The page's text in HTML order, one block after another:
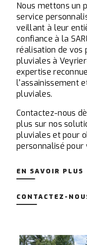
Nous mettons un
service
veillant à leur
confiance à la
réalisation de vos
pluviales à
expertise
l'assainissement
pluviales.
Contactez-nous
plus sur nos
pluviales et pour
personnalisé
EN SAVOIR PLUS
CONTACTEZ-